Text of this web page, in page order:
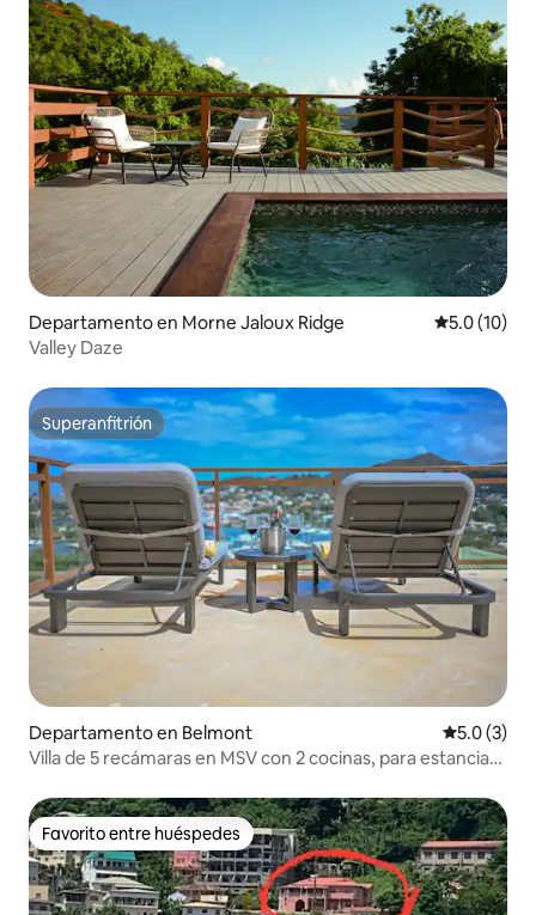
Departamento en Morne Jaloux Ridge Calificación
5.0 (10)
Valley Daze
Superanfitrión
Superanfitrión
Departamento en Belmont
5.0 (3)
Villa de 5 recámaras en MSV con 2 cocinas, para estancias
Favorito entre huéspedes
Favorito entre huéspedes